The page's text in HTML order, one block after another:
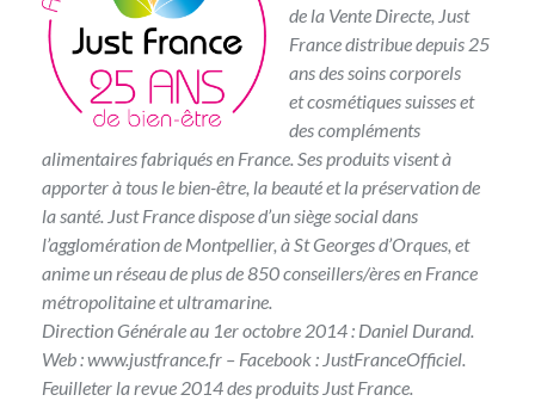
de la Vente Directe, Just
France distribue depuis 25
ans des soins corporels
et cosmétiques suisses et
des compléments
alimentaires fabriqués en France. Ses produits visent à
apporter à tous le bien-être, la beauté et la préservation de
la santé. Just France dispose d’un siège social dans
l’agglomération de Montpellier, à St Georges d’Orques, et
anime un réseau de plus de 850 conseillers/ères en France
métropolitaine et ultramarine.
Direction Générale au 1er octobre 2014 : Daniel Durand.
Web :www.justfrance.fr – Facebook : JustFranceOfficiel.
Feuilleter la revue 2014des produits Just France.